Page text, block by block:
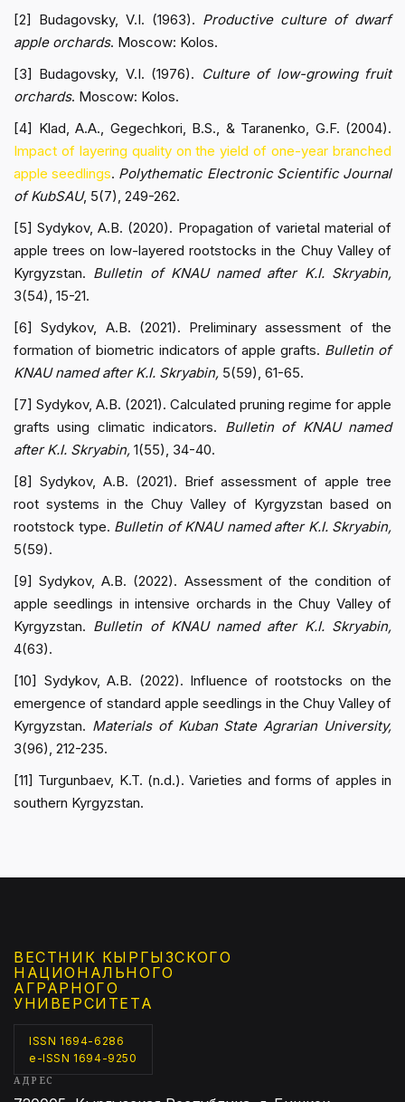
[2] Budagovsky, V.I. (1963). Productive culture of dwarf
apple orchards. Moscow: Kolos.
[3] Budagovsky, V.I. (1976). Culture of low-growing fruit
orchards. Moscow: Kolos.
[4] Klad, A.A., Gegechkori, B.S., & Taranenko, G.F. (2004).
Impact of layering quality on the yield of one-year branched
apple seedlings. Polythematic Electronic Scientific Journal
of KubSAU, 5(7), 249-262.
[5] Sydykov, A.B. (2020). Propagation of varietal material of
apple trees on low-layered rootstocks in the Chuy Valley of
Kyrgyzstan. Bulletin of KNAU named after K.I. Skryabin,
3(54), 15-21.
[6] Sydykov, A.B. (2021). Preliminary assessment of the
formation of biometric indicators of apple grafts. Bulletin of
KNAU named after K.I. Skryabin, 5(59), 61-65.
[7] Sydykov, A.B. (2021). Calculated pruning regime for apple
grafts using climatic indicators. Bulletin of KNAU named
after K.I. Skryabin, 1(55), 34-40.
[8] Sydykov, A.B. (2021). Brief assessment of apple tree
root systems in the Chuy Valley of Kyrgyzstan based on
rootstock type. Bulletin of KNAU named after K.I. Skryabin,
5(59).
[9] Sydykov, A.B. (2022). Assessment of the condition of
apple seedlings in intensive orchards in the Chuy Valley of
Kyrgyzstan. Bulletin of KNAU named after K.I. Skryabin,
4(63).
[10] Sydykov, A.B. (2022). Influence of rootstocks on the
emergence of standard apple seedlings in the Chuy Valley of
Kyrgyzstan. Materials of Kuban State Agrarian University,
3(96), 212-235.
[11] Turgunbaev, K.T. (n.d.). Varieties and forms of apples in
southern Kyrgyzstan.
ВЕСТНИК КЫРГЫЗCКОГО
НАЦИОНАЛЬНОГО
АГРАРНОГО
УНИВЕРСИТЕТА
ISSN 1694-6286
e-ISSN 1694-9250
АДРЕС